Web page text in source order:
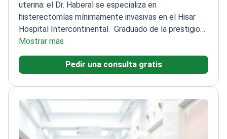
uterina: el Dr. Haberal se especializa en
histerectomías mínimamente invasivas en el Hisar
Hospital Intercontinental. Graduado de la prestigiosa
facultad de medicina de la Universidad de
EstambulEspecializado en cirugías laparoscópicas e
histeroscópicasExperto en reconstrucción del suelo
internacionales
Mostrar más
Pedir una consulta gratis